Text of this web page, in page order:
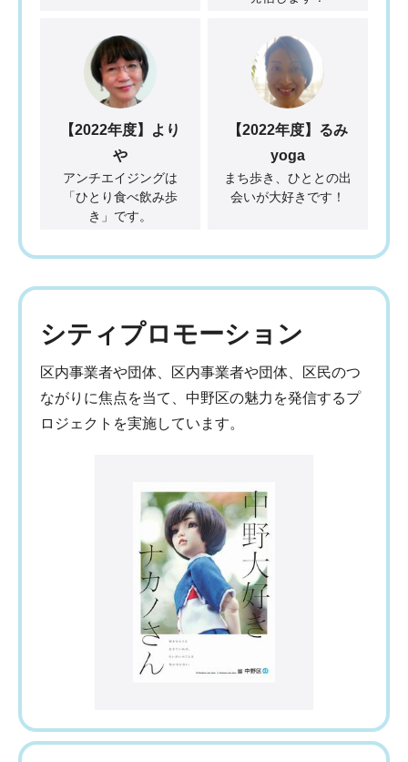
【2022年度】より
や
アンチエイジングは
「ひとり食べ飲み歩
き」です。
【2022年度】るみ
yoga
まち歩き、ひととの出
会いが大好きです！
シティプロモーション
区内事業者や団体、区内事業者や団体、区民のつ
ながりに焦点を当て、中野区の魅力を発信するプ
ロジェクトを実施しています。